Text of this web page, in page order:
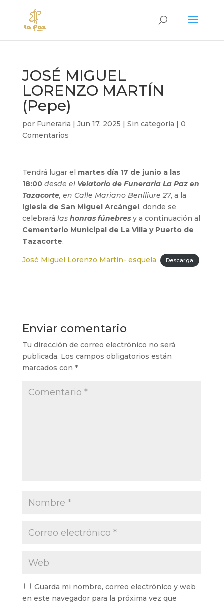
JOSÉ MIGUEL
LORENZO MARTÍN
(Pepe)
por Funeraria | Jun 17, 2025 | Sin categoría | 0
Comentarios
Tendrá lugar el martes día 17 de junio a las
18:00 desde el Velatorio de Funeraria La Paz en
Tazacorte, en Calle Mariano Benlliure 27, a la
Iglesia de San Miguel Arcángel, donde se
celebrará las honras fúnebresy a continuación al
Cementerio Municipal de La Villa y Puerto de
Tazacorte.
José Miguel Lorenzo Martín- esquela Descarga
Enviar comentario
Tu dirección de correo electrónico no será
publicada. Los campos obligatorios están
marcados con *
Guarda mi nombre, correo electrónico y web
en este navegador para la próxima vez que